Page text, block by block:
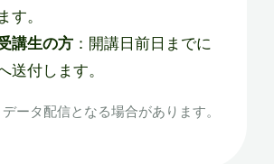
す。
講生の方：開講日前日までに
送付します。
ータ配信となる場合があります。